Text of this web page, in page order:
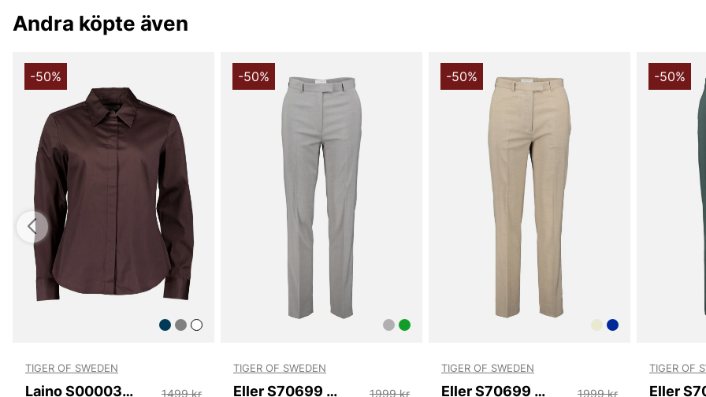
Andra köpte även
-50%
TIGER OF SWEDEN
Laino S00003 03H 1499 kr
-50%
TIGER OF SWEDEN
Eller S70699 05K 1999 kr
-50%
TIGER OF SWEDEN
Eller S70699 13J 1999 kr
-50%
TIGER OF